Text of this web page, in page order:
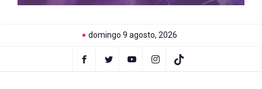
domingo 9 agosto, 2026